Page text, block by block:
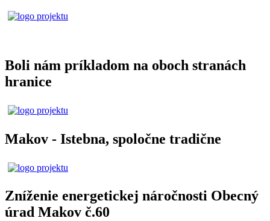
Boli nám príkladom na oboch stranách
hranice
Makov - Istebna, spoločne tradične
Zníženie energetickej náročnosti Obecný
úrad Makov č.60